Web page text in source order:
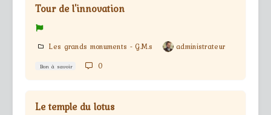
Tour de l'innovation
Les grands monuments - G.M.s administrateur
Bon à savoir 0
Le temple du lotus